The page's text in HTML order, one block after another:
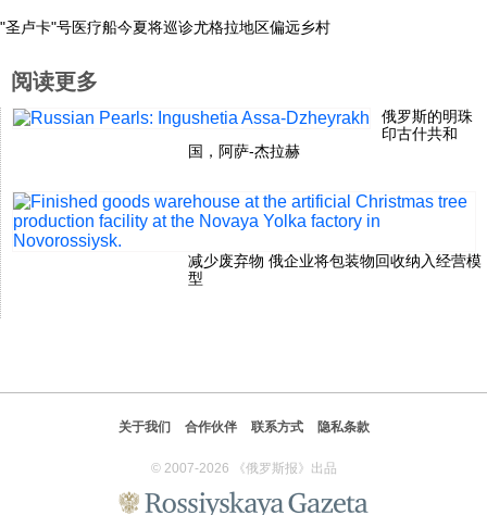
"圣卢卡"号医疗船今夏将巡诊尤格拉地区偏远乡村
阅读更多
俄罗斯的明珠
印古什共和
国，阿萨-杰拉赫
减少废弃物 俄企业将包装物回收纳入经营模
型
关于我们 合作伙伴 联系方式 隐私条款
© 2007-2026 《俄罗斯报》出品